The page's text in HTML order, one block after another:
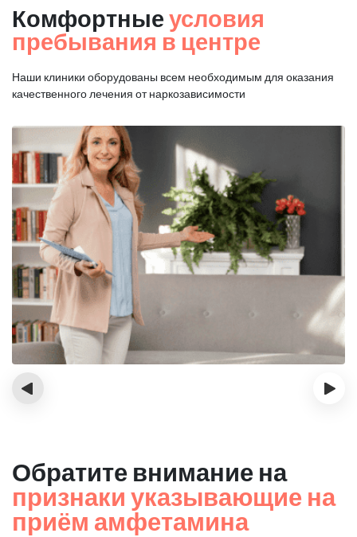
Комфортные условия
пребывания в центре
Наши клиники оборудованы всем необходимым для оказания
качественного лечения от наркозависимости
‹ ›
Обратите внимание на
признаки указывающие на
приём амфетамина